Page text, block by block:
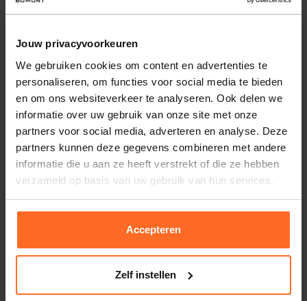
Jouw privacyvoorkeuren
We gebruiken cookies om content en advertenties te
personaliseren, om functies voor social media te bieden
en om ons websiteverkeer te analyseren. Ook delen we
informatie over uw gebruik van onze site met onze
partners voor social media, adverteren en analyse. Deze
partners kunnen deze gegevens combineren met andere
informatie die u aan ze heeft verstrekt of die ze hebben
verzameld op basis van uw gebruik van hun services.
Accepteren
Zelf instellen
Eigenschappen
Artikelnummer
259335-BG
Leveranciersnummer
frm0532-ss26
Merk
Airforce
Kleur
Beige
Kwaliteit
100% Polyester, 92%
Polyester, 8% Elastaan
Voorzien van zakken aan de voorzijde met rits. Draag over
Bezorging is altijd gratis, binnen 1-3 werkdagen
thuisgeleverd met DHL.
Retourneren
Binnen 30 dagen eenvoudig retourneren via DHL voor
Betalen
iDeal, Riverty (Afterpay), creditcard of Paypal, kies zelf